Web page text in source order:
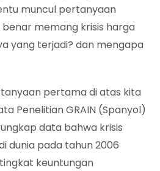
muncul pertanyaan
memang krisis harga
yang terjadi? dan mengapa
pertama di atas kita
Penelitian GRAIN (Spanyol)
data bahwa krisis
dunia pada tahun 2006
keuntungan